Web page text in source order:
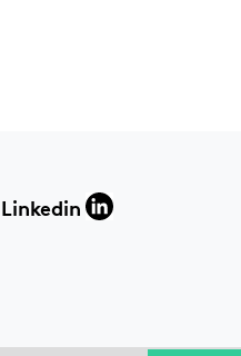
Linkedin